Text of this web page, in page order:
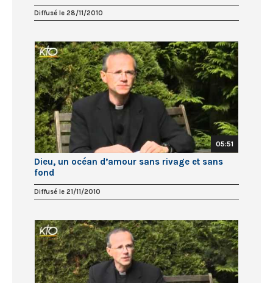
Diffusé le 28/11/2010
05:51
Dieu, un océan d’amour sans rivage et sans
fond
Diffusé le 21/11/2010